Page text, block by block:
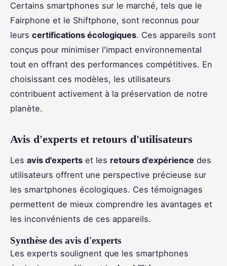
Certains smartphones sur le marché, tels que le
Fairphone et le Shiftphone, sont reconnus pour
leurs certifications écologiques. Ces appareils sont
conçus pour minimiser l'impact environnemental
tout en offrant des performances compétitives. En
choisissant ces modèles, les utilisateurs
contribuent activement à la préservation de notre
planète.
Avis d'experts et retours d'utilisateurs
Les avis d'experts et les retours d'expérience des
utilisateurs offrent une perspective précieuse sur
les smartphones écologiques. Ces témoignages
permettent de mieux comprendre les avantages et
les inconvénients de ces appareils.
Synthèse des avis d'experts
Les experts soulignent que les smartphones